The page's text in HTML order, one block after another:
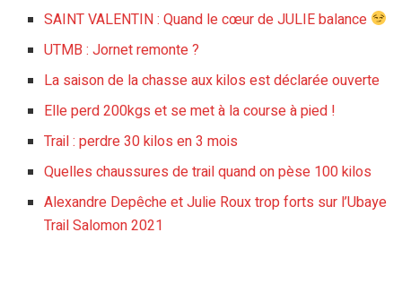
SAINT VALENTIN : Quand le cœur de JULIE balance
UTMB : Jornet remonte ?
La saison de la chasse aux kilos est déclarée ouverte
Elle perd 200kgs et se met à la course à pied !
Trail : perdre 30 kilos en 3 mois
Quelles chaussures de trail quand on pèse 100 kilos
Alexandre Depêche et Julie Roux trop forts sur l’Ubaye
Trail Salomon 2021